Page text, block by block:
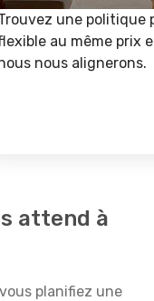
une politique
au même prix
nous alignerons.
attend à
planifiez une